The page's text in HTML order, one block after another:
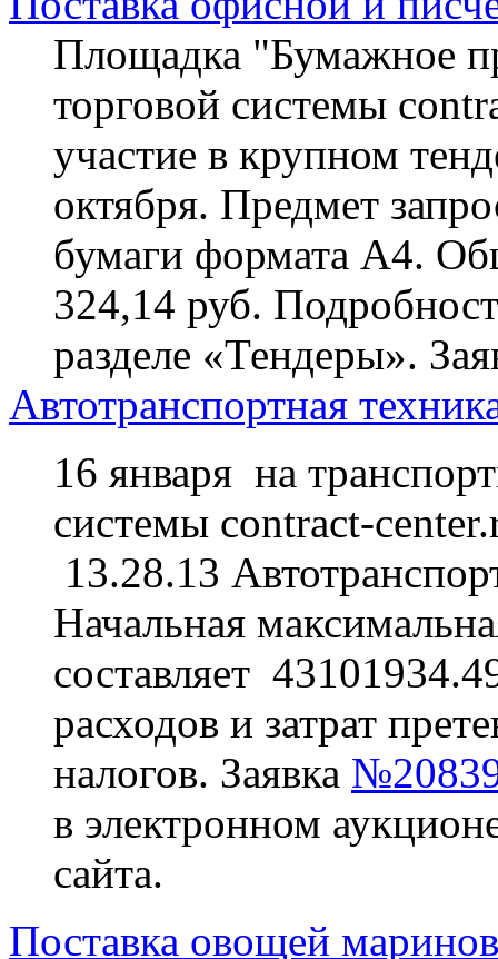
Площадка "Бумажное
торговой системы
участие в крупном
октября. Предмет
бумаги формата А4.
324,14 руб.
разделе «Тендеры».
Автотранспортная
16 января на
системы contract-
13.28.13
Начальная
составляет
расходов и затрат
налогов. Заявка
в электронном
сайта.
Поставка овощей